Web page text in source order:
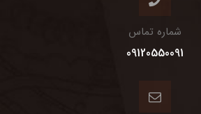
شماره تماس
09120550091